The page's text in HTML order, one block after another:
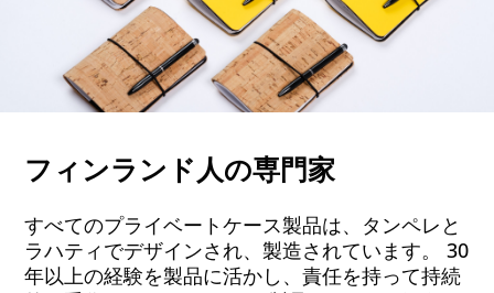
フィンランド人の専門家
すべてのプライベートケース製品は、タンペレと
ラハティでデザインされ、製造されています。 30
年以上の経験を製品に活かし、責任を持って持続